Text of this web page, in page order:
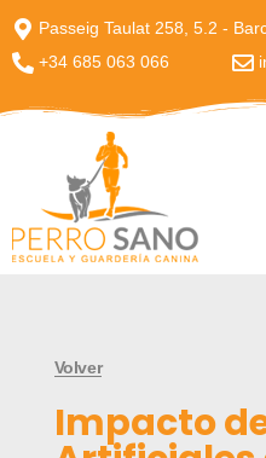
Passeig Taulat 258, 5.2 -
+34 685 063 066
Volver
Impacto